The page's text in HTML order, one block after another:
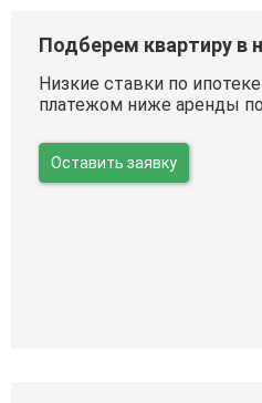
Подберем квартиру в
Низкие ставки по
платежом ниже аренды
Оставить заявку